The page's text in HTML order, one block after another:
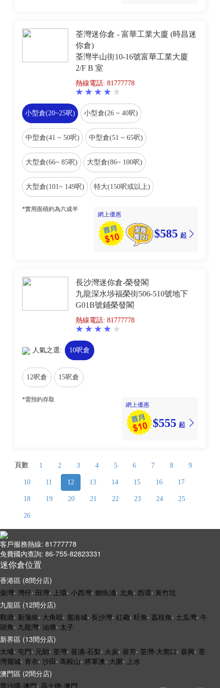
荃灣迷你倉 - 富華工業大廈 (時昌迷
你倉)
荃灣半山街10-16號富華工業大廈
2/F B 室
熱線電話: 81777778
小型倉(20~25呎) 小型倉(26 ~ 40呎)
中型倉(41 ~ 50呎) 中型倉(51 ~ 65呎)
大型倉(66~ 85呎) 大型倉(86~ 100呎)
大型倉(101~ 149呎) 特大(150呎或以上)
*實用面積約為六成半
網上優惠
$585 起
長沙灣迷你倉-榮發閣
九龍深水埗福榮街506-510號地下
G01B號鋪榮發閣
熱線電話: 81777778
人氣之選: 10呎倉
12呎倉 15呎倉
*需預約存取
網上優惠
$555 起
頁數 1 2 3 4 5 6 7 8 9
10 11 12 13 14 15 16 17
18 19 20 21 22 23 24 25
26
客戶服務熱線: 81777778
免費國內查詢: 86-755-82823331
迷你倉位置
香港區 (8間分店)
柴灣‧ 灣仔‧ 田灣‧ 上環‧ 小西灣‧ 鰂魚涌‧ 北角‧ 西環‧ 黃竹坑
九龍區 (12間分店)
觀塘‧ 新蒲崗‧ 大角咀‧ 麗港城‧ 長沙灣‧ 紅磡‧ 旺角‧ 荔枝角‧ 土瓜灣‧ 牛
頭角‧ 九龍灣‧ 油塘‧ 太子
新界區 (13間分店)
大埔‧ 屯門‧ 元朗‧ 荃灣‧ 葵涌-石梨‧ 火炭‧ 葵芳‧ 荃灣-大窩口‧ 葵興‧ 荃
灣麗城‧ 青衣‧ 沙田‧ 馬鞍山‧ 將軍澳‧ 大圍‧ 上水
澳門區 (2間分店)
黑沙環-澳門‧ 高士德-澳門